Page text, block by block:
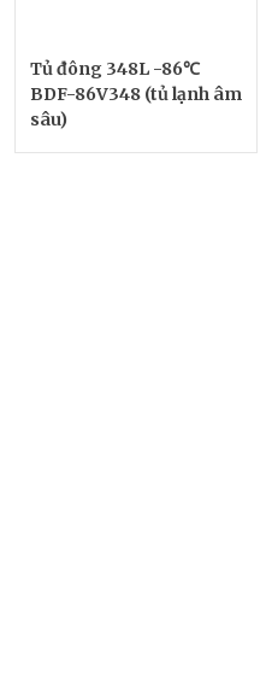
Tủ đông 348L -86℃
BDF-86V348 (tủ lạnh âm
sâu)